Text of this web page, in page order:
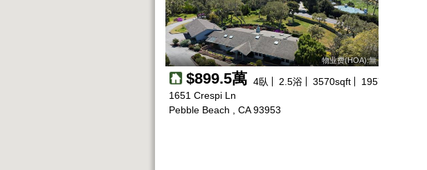
物业费(HOA):無
$899.5萬 4臥 2.5浴 3570sqft 1957
1651 Crespi Ln
Pebble Beach , CA 93953